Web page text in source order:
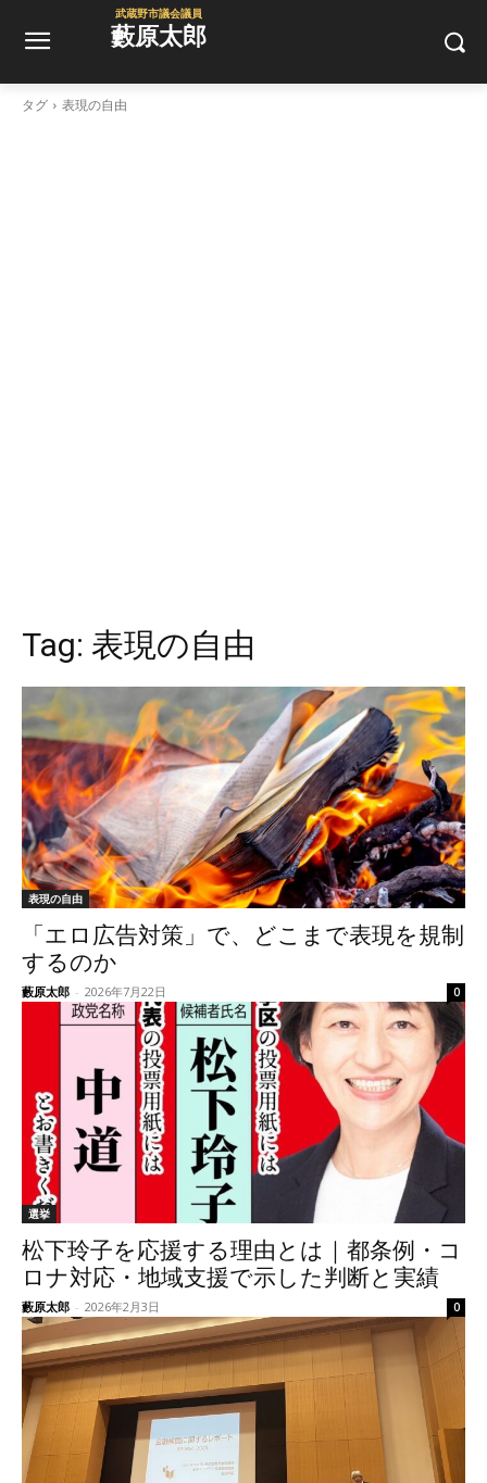
武蔵野市議会議員
藪原太郎
タグ 表現の自由
Tag: 表現の自由
表現の自由
「エロ広告対策」で、どこまで表現を規制
するのか
藪原太郎 - 2026年7月22日 0
選挙
松下玲子を応援する理由とは｜都条例・コ
ロナ対応・地域支援で示した判断と実績
藪原太郎 - 2026年2月3日 0